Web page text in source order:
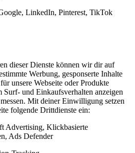
LinkedIn, Pinterest, TikTok
dieser Dienste können wir dir auf
Werbung, gesponserte Inhalte
unsere Webseite oder Produkte
Surf- und Einkaufsverhalten anzeigen
Mit deiner Einwilligung setzen
folgende Drittdienste ein:
Advertising, Klickbasierte
Ads Defender